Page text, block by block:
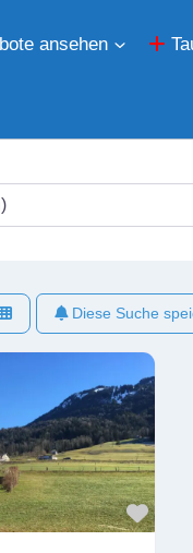
ansehen
Diese Suche